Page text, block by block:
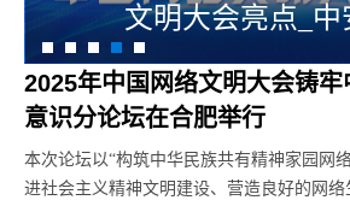
网络文明大会设置
2025年中国网络文明大会铸
意识分论坛在合肥举行
本次论坛以“构筑中华民族共有精神家园网
进社会主义精神文明建设、营造良好的网络